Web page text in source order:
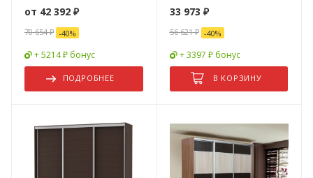
от 42 392 ₽
70 654 ₽ -40%
+ 5214 ₽ бонус
ПОДРОБНЕЕ
33 973 ₽
56 621₽ -40%
+ 3397 ₽ бонус
В КОРЗИНУ